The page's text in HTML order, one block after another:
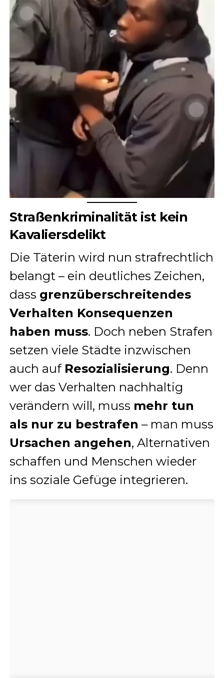
Straßenkriminalität ist kein
Kavaliersdelikt
Die Täterin wird nun strafrechtlich
belangt – ein deutliches Zeichen,
dass grenzüberschreitendes
Verhalten Konsequenzen
haben muss. Doch neben Strafen
setzen viele Städte inzwischen
auch auf Resozialisierung. Denn
wer das Verhalten nachhaltig
verändern will, muss mehr tun
als nur zu bestrafen – man muss
Ursachen angehen, Alternativen
schaffen und Menschen wieder
ins soziale Gefüge integrieren.